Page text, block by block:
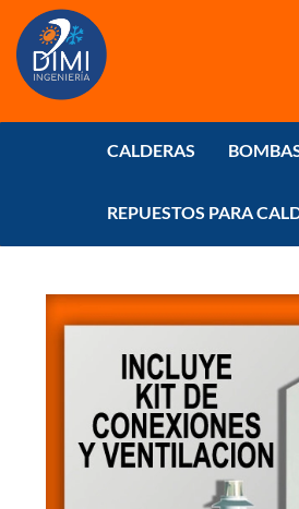
CALDERAS
REPUESTOS PARA
CALDERAS >MURALES>